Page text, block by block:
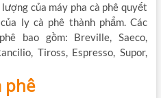
của máy pha cà phê quyết
ly cà phê thành phẩm. Các
bao gồm: Breville, Saeco,
Tiross, Espresso, Supor,
phê